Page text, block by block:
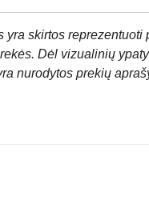
skirtos
Dėl vizualinių
nurodytos prekių